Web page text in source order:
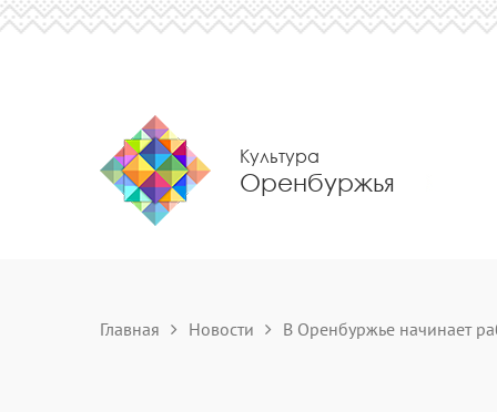
Культура
Оренбуржья
Главная Новости В Оренбуржье начинает